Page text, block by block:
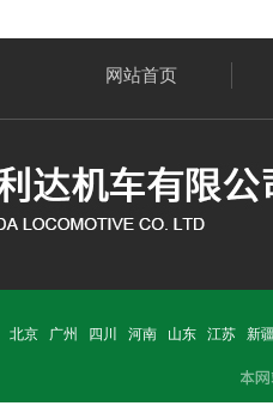
网站首页
北京 广州 四川 河南 山东 江苏 新